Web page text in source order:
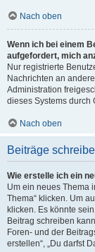
Nach oben
Wenn ich bei einem
aufgefordert, mich
Nur registrierte
Nachrichten an
Administration
dieses Systems durch
Nach oben
Beiträge
Wie erstelle ich ein
Um ein neues Thema
Thema“ klicken. Um
klicken. Es könnte
Beitrag schreiben
Foren- und der
erstellen“, „Du darfst